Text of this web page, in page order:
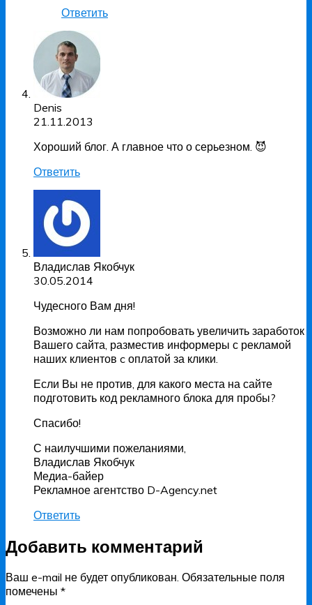
Ответить
Denis
21.11.2013
Хороший блог. А главное что о серьезном. 😈
Ответить
Владислав Якобчук
30.05.2014
Чудесного Вам дня!
Возможно ли нам попробовать увеличить заработок
Вашего сайта, разместив информеры с рекламой
наших клиентов c оплатой за клики.
Если Вы не против, для какого места на сайте
подготовить код рекламного блока для пробы?
Спасибо!
С наилучшими пожеланиями,
Владислав Якобчук
Медиа-байер
Рекламное агентство D-Agency.net
Ответить
Добавить комментарий
Ваш e-mail не будет опубликован. Обязательные поля
помечены *